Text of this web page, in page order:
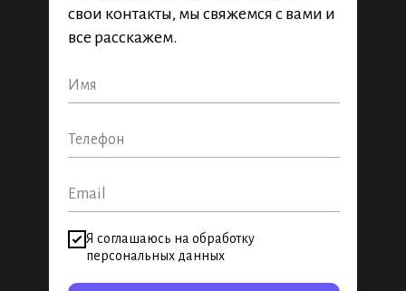
Я соглашаюсь на обработку
персональных данных
свои контакты, мы свяжемся с вами и
все расскажем.